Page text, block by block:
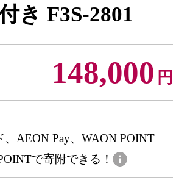
き F3S-2801
148,000 円
AEON Pay、WAON POINT
で寄附できる！